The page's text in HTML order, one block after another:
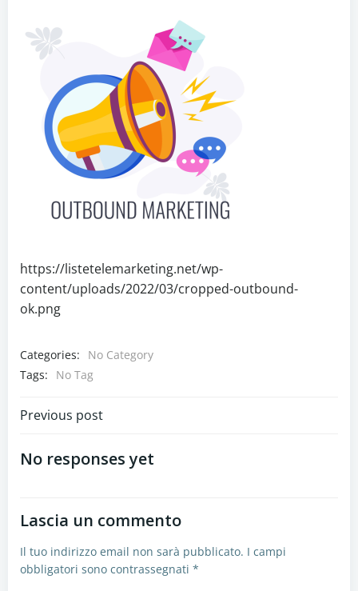
https://listetelemarketing.net/wp-
content/uploads/2022/03/cropped-outbound-
ok.png
Categories:
No Category
Tags:
No Tag
Navigazione
articoli
Previous post
No responses yet
Lascia un commento
Il tuo indirizzo email non sarà pubblicato. I campi
obbligatori sono contrassegnati *